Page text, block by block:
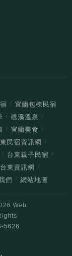
/ 宜蘭包棟民宿
/ 礁溪溫泉 /
/ 宜蘭美食 /
民宿資訊網 /
/ 台東親子民宿 /
台東資訊網 /
們 / 網站地圖
Web
5626